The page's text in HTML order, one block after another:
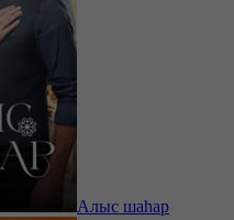
Алыс шаһар